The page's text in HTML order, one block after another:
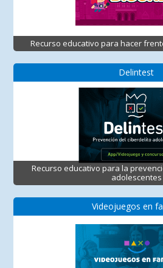
Recurso educativo para hacer
Delintest
Recurso educativo para la
adolescentes
Videojuegos en